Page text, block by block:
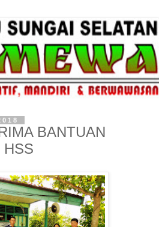
BANTUAN
HSS